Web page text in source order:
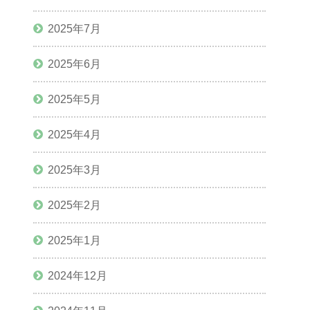
2025年7月
2025年6月
2025年5月
2025年4月
2025年3月
2025年2月
2025年1月
2024年12月